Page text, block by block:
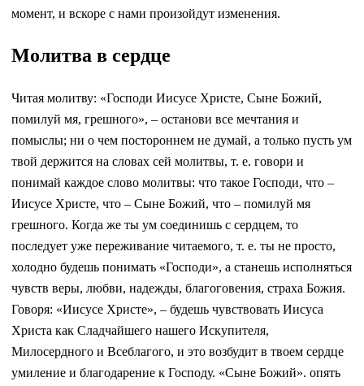
момент, и вскоре с нами произойдут изменения.
Молитва в сердце
Читая молитву: «Господи Иисусе Христе, Сыне Божий,
помилуй мя, грешного», – останови все мечтания и
помыслы; ни о чем постороннем не думай, а только пусть ум
твой держится на словах сей молитвы, т. е. говори и
понимай каждое слово молитвы: что такое Господи, что –
Иисусе Христе, что – Сыне Божий, что – помилуй мя
грешного. Когда же ты ум соединишь с сердцем, то
последует уже переживание читаемого, т. е. ты не просто,
холодно будешь понимать «Господи», а станешь исполняться
чувств веры, любви, надежды, благоговения, страха Божия.
Говоря: «Иисусе Христе», – будешь чувствовать Иисуса
Христа как Сладчайшего нашего Искупителя,
Милосердного и Всеблагого, и это возбудит в твоем сердце
умиление и благодарение к Господу. «Сыне Божий». опять